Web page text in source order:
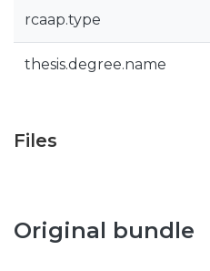
rcaap.type
thesis.degree.name
Files
Original bundle